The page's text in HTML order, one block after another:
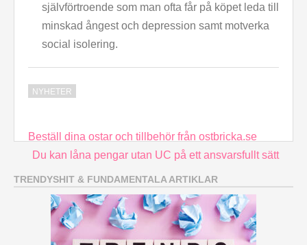
självförtroende som man ofta får på köpet leda till
minskad ångest och depression samt motverka
social isolering.
NYHETER
Inläggsnavigering
Beställ dina ostar och tillbehör från ostbricka.se
Du kan låna pengar utan UC på ett ansvarsfullt sätt
TRENDYSHIT & FUNDAMENTALA ARTIKLAR